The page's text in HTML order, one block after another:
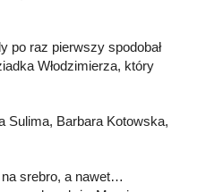
po raz pierwszy spodobał
Włodzimierza, który
Sulima, Barbara Kotowska,
na srebro, a nawet…